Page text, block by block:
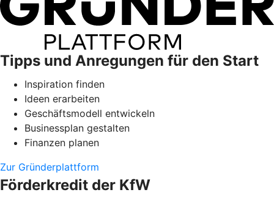
Tipps und Anregungen für den Start
Inspiration finden
Ideen erarbeiten
Geschäftsmodell entwickeln
Businessplan gestalten
Finanzen planen
Zur Gründerplattform
Förderkredit der KfW